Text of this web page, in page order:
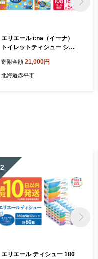
エリエール i:na（イーナ）
トイレットティシュー シン
4ロール 最短 10日以内配送
最短配送 トイレットペーパ
寄附金額 21,000円
北海道赤平市
2
エリエール ティシュー 180